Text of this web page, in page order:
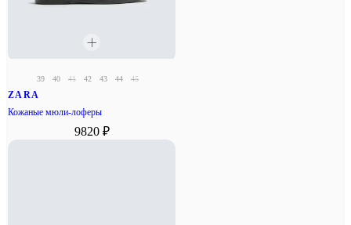
39 40 41 42 43 44 45
ZARA
Кожаные мюли-лоферы
9820 ₽